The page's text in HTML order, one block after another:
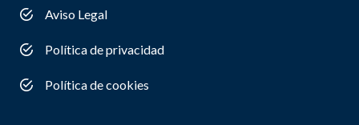
Aviso Legal
Política de privacidad
Política de cookies